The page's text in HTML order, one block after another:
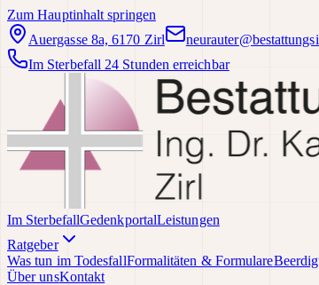
Zum Hauptinhalt springen
Auergasse 8a, 6170 Zirl
Im Sterbefall 24 Stunden erreichbar
Im SterbefallGedenkportalLeistungen
Ratgeber
Was tun im TodesfallFormalitäten & Formulare
Über unsKontakt